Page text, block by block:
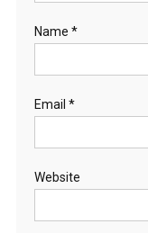
Name *
Email *
Website